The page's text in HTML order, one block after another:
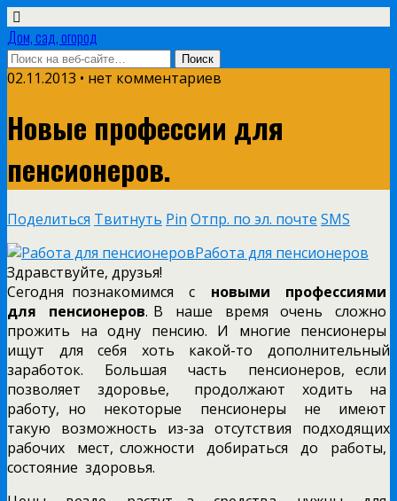
Дом, сад, огород
02.11.2013 • нет комментариев
Новые профессии для
пенсионеров.
Поделиться Твитнуть Pin Отпр. по эл. почте SMS
Здравствуйте, друзья!
Сегодня познакомимся с новыми профессиями
для пенсионеров. В наше время очень сложно
прожить на одну пенсию. И многие пенсионеры
ищут для себя хоть какой-то дополнительный
заработок. Большая часть пенсионеров, если
позволяет здоровье, продолжают ходить на
работу, но некоторые пенсионеры не
имеют
такую возможность из-за отсутствия подходящих
рабочих мест, сложности добираться до работы,
состояние здоровья.